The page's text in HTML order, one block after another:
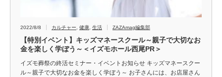
2022/8/8 カルチャー 健康 生活 ZAZAmag編集部
【特別イベント】キッズマネースクール～親子で大切なお
金を楽しく学ぼう～＜イズモホール西尾PR＞
イズモ葬祭の終活セミナー・イベントお知らせ キッズマネースクー
ル～親子で大切なお金を楽しく学ぼう～ お子さんには、お店屋さん